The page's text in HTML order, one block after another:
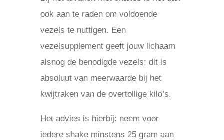
ook aan te raden om voldoende
vezels te nuttigen. Een
vezelsupplement geeft jouw lichaam
alsnog de benodigde vezels; dit is
absoluut van meerwaarde bij het
kwijtraken van de overtollige kilo’s.
Het advies is hierbij: neem voor
iedere shake minstens 25 gram aan